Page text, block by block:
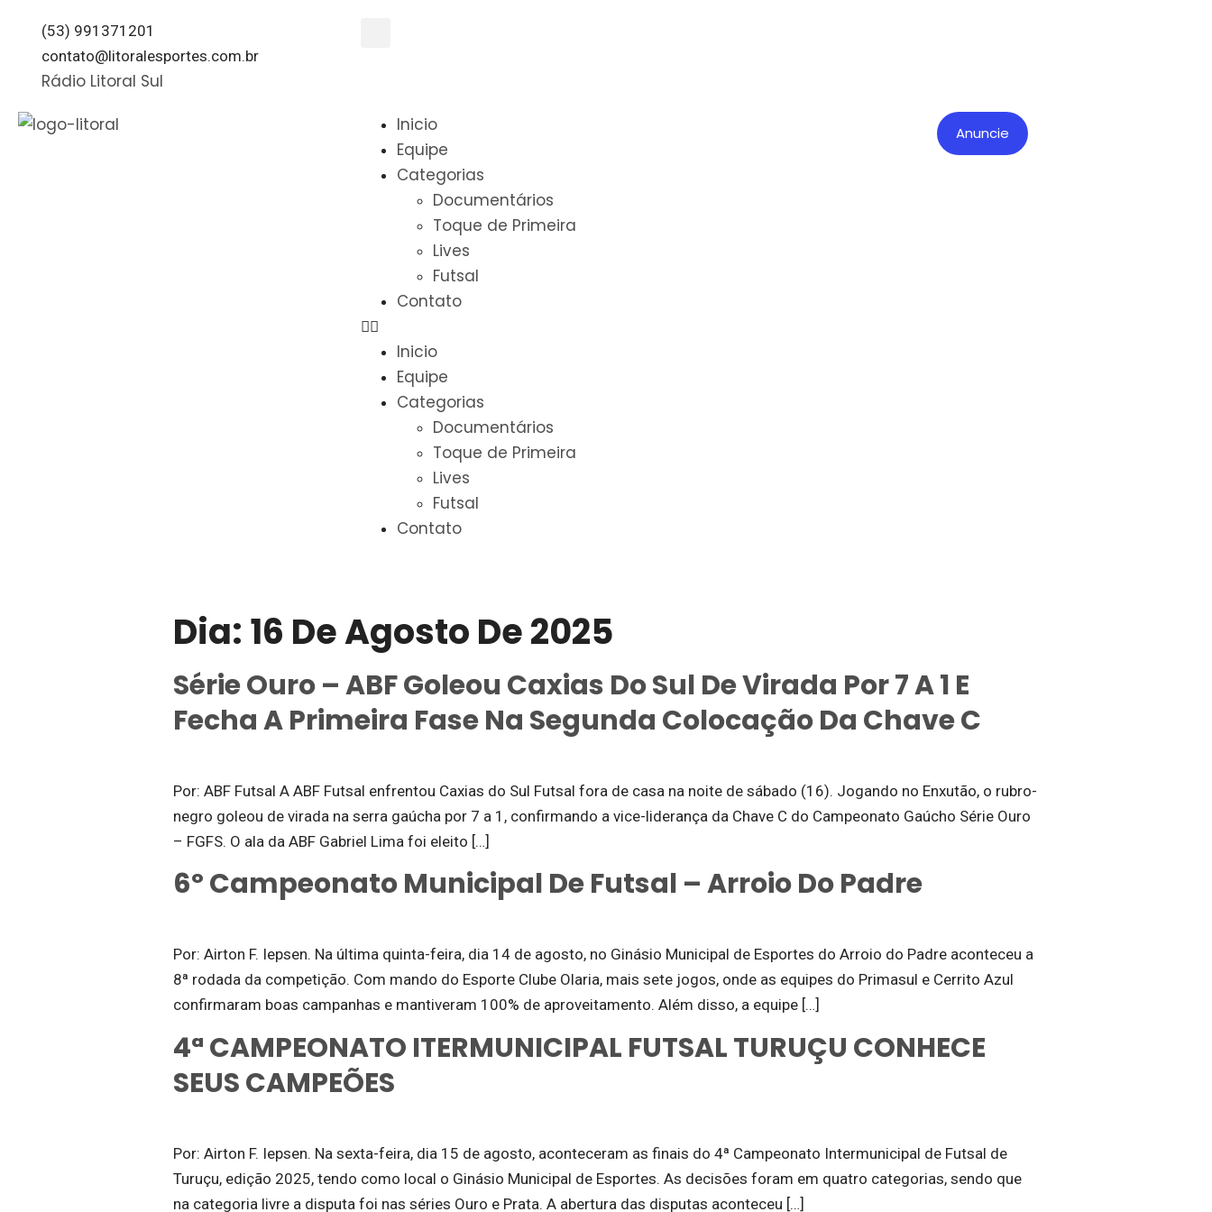
(53) 991371201
contato@litoralesportes.com.br
Rádio Litoral Sul
Inicio
Equipe
Categorias
Documentários
Toque de Primeira
Lives
Futsal
Contato
Inicio
Equipe
Categorias
Documentários
Toque de Primeira
Lives
Futsal
Contato
Anuncie
Dia: 16 De Agosto De 2025
Série Ouro – ABF Goleou Caxias Do Sul De Virada Por 7 A 1 E
Fecha A Primeira Fase Na Segunda Colocação Da Chave C
Por: ABF Futsal A ABF Futsal enfrentou Caxias do Sul Futsal fora de casa na noite de sábado (16). Jogando no Enxutão, o rubro-
negro goleou de virada na serra gaúcha por 7 a 1, confirmando a vice-liderança da Chave C do Campeonato Gaúcho Série Ouro
– FGFS. O ala da ABF Gabriel Lima foi eleito […]
6º Campeonato Municipal De Futsal – Arroio Do Padre
Por: Airton F. Iepsen. Na última quinta-feira, dia 14 de agosto, no Ginásio Municipal de Esportes do Arroio do Padre aconteceu a
8ª rodada da competição. Com mando do Esporte Clube Olaria, mais sete jogos, onde as equipes do Primasul e Cerrito Azul
confirmaram boas campanhas e mantiveram 100% de aproveitamento. Além disso, a equipe […]
4ª CAMPEONATO ITERMUNICIPAL FUTSAL TURUÇU CONHECE
SEUS CAMPEÕES
Por: Airton F. Iepsen. Na sexta-feira, dia 15 de agosto, aconteceram as finais do 4ª Campeonato Intermunicipal de Futsal de
Turuçu, edição 2025, tendo como local o Ginásio Municipal de Esportes. As decisões foram em quatro categorias, sendo que
na categoria livre a disputa foi nas séries Ouro e Prata. A abertura das disputas aconteceu […]